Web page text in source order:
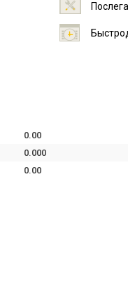
0.00
0.000
0.00